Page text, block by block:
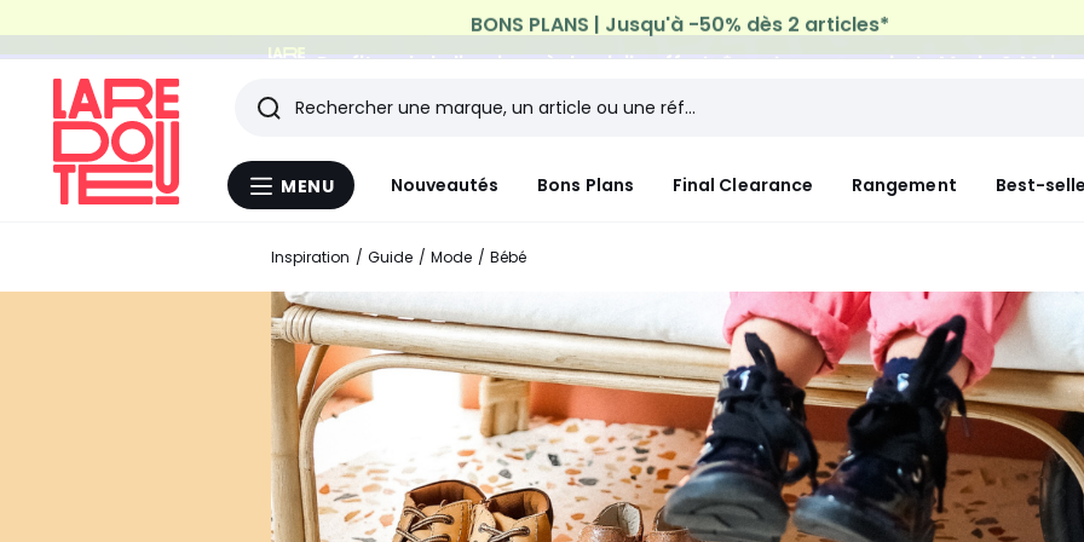
Profitez de la livraison à domicile offerte*sur tous vos achats Mode &
Menu
MENU Nouveautés Bons Plans Final Clearance Rangement Best-
Rechercher
Les
derniers
articles
consultés
Inspiration Guide Mode Bébé